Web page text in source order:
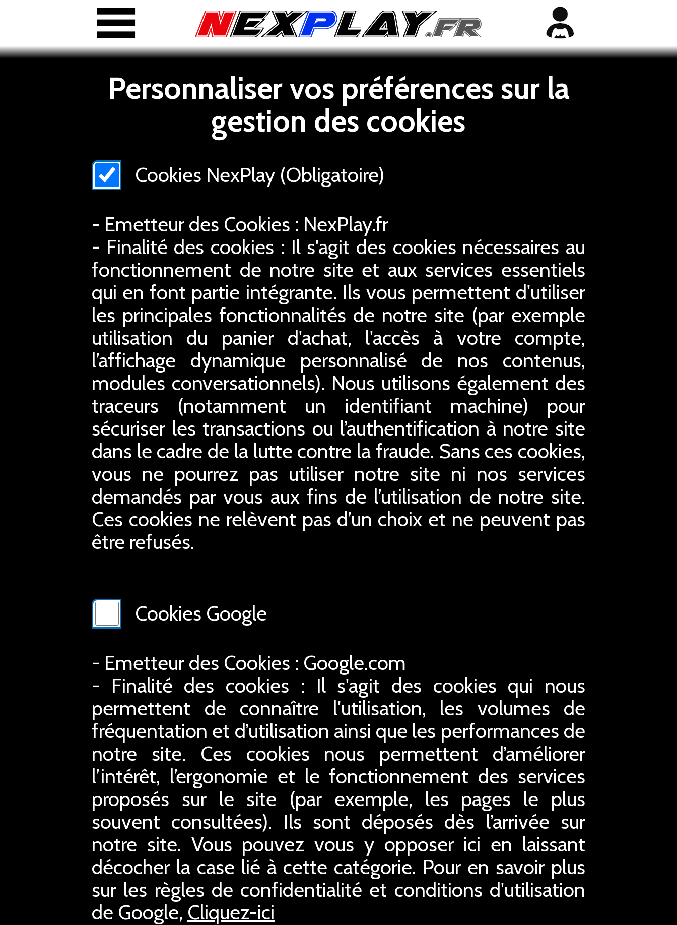
Personnaliser vos préférences sur la
gestion des cookies
Cookies NexPlay (Obligatoire)
- Emetteur des Cookies : NexPlay.fr
- Finalité des cookies : Il s'agit des cookies nécessaires au
fonctionnement de notre site et aux services essentiels
qui en font partie intégrante. Ils vous permettent d'utiliser
les principales fonctionnalités de notre site (par exemple
utilisation du panier d'achat, l'accès à votre compte,
l’affichage dynamique personnalisé de nos contenus,
modules conversationnels). Nous utilisons également des
traceurs (notamment un identifiant machine) pour
sécuriser les transactions ou l’authentification à notre site
dans le cadre de la lutte contre la fraude. Sans ces cookies,
vous ne pourrez pas utiliser notre site ni nos services
demandés par vous aux fins de l’utilisation de notre site.
Ces cookies ne relèvent pas d’un choix et ne peuvent pas
être refusés.
Cookies Google
- Emetteur des Cookies : Google.com
- Finalité des cookies : Il s'agit des cookies qui nous
permettent de connaître l'utilisation, les volumes de
fréquentation et d’utilisation ainsi que les performances de
notre site. Ces cookies nous permettent d’améliorer
l’intérêt, l’ergonomie et le fonctionnement des services
proposés sur le site (par exemple, les pages le plus
souvent consultées). Ils sont déposés dès l’arrivée sur
notre site. Vous pouvez vous y opposer ici en laissant
décocher la case lié à cette catégorie. Pour en savoir plus
sur les règles de confidentialité et conditions d'utilisation
de Google, Cliquez-ici